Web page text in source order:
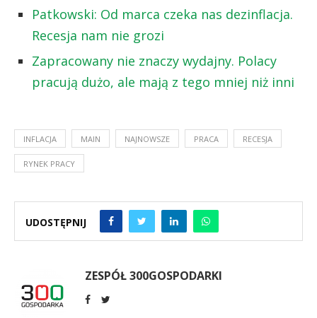
Patkowski: Od marca czeka nas dezinflacja.
Recesja nam nie grozi
Zapracowany nie znaczy wydajny. Polacy
pracują dużo, ale mają z tego mniej niż inni
INFLACJA MAIN NAJNOWSZE PRACA RECESJA
RYNEK PRACY
UDOSTĘPNIJ
ZESPÓŁ 300GOSPODARKI